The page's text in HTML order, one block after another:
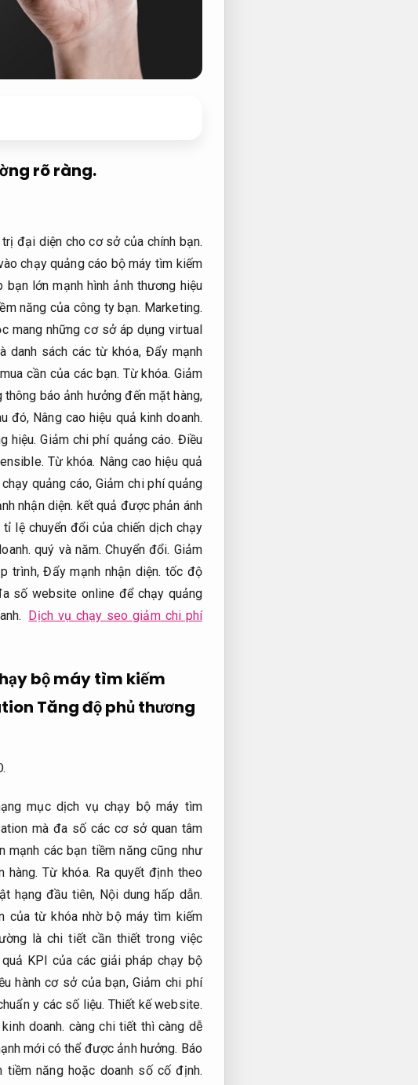
rõ ràng.
đại diện cho cơ sở của chính bạn.
chạy quảng cáo bộ máy tìm kiếm
bạn lớn mạnh hình ảnh thương hiệu
năng của công ty bạn. Marketing.
mang những cơ sở áp dụng virtual
danh sách các từ khóa, Đẩy mạnh
cần của các bạn. Từ khóa. Giảm
báo ảnh hưởng đến mặt hàng,
đó, Nâng cao hiệu quả kinh doanh.
hiệu. Giảm chi phí quảng cáo. Điều
Từ khóa. Nâng cao hiệu quả
quảng cáo,Giảm chi phí quảng
nhận diện. kết quả được phản ánh
lệ chuyển đổi của chiến dịch chạy
quý và năm.Chuyển đổi. Giảm
trình,Đẩy mạnh nhận diện. tốc độ
số website online để chạy quảng
Dịch vụ chạy seo giảm chi phí
bộ máy tìm kiếm
Tăng độ phủ thương
mục dịch vụ chạy bộ máy tìm
mà đa số các cơ sở quan tâm
mạnh các bạn tiềm năng cũng như
hàng.Từ khóa. Ra quyết định theo
hạng đầu tiên, Nội dung hấp dẫn.
của từ khóa nhờ bộ máy tìm kiếm
là chi tiết cần thiết trong việc
KPI của các giải pháp chạy bộ
hành cơ sở của bạn,Giảm chi phí
y các số liệu. Thiết kế website.
doanh. càng chi tiết thì càng dễ
mới có thể được ảnh hưởng. Báo
năng hoặc doanh số cố định.